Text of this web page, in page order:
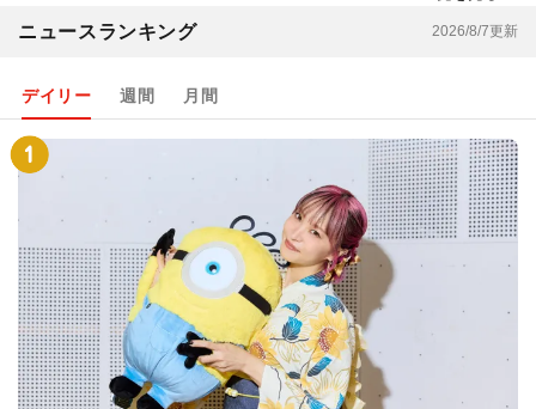
ニュースランキング 2026/8/7更新
デイリー 週間 月間